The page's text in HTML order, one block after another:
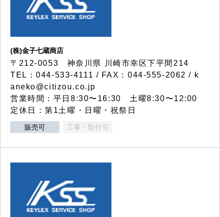
(株)金子七蔵商店
〒212-0053 神奈川県 川崎市幸区下平間214
TEL：044-533-4111 / FAX：044-555-2062 / k
aneko@citizou.co.jp
営業時間：平日8:30〜16:30 土曜8:30〜12:00
定休日：第1土曜・日曜・祝祭日
販売可 工事・取付可